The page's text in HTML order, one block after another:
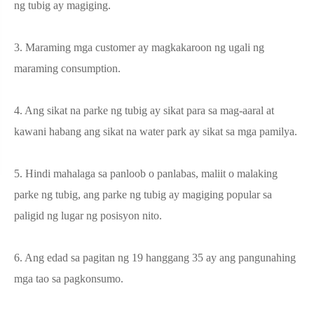
ng tubig ay magiging.
3. Maraming mga customer ay magkakaroon ng ugali ng
maraming consumption.
4. Ang sikat na parke ng tubig ay sikat para sa mag-aaral at
kawani habang ang sikat na water park ay sikat sa mga pamilya.
5. Hindi mahalaga sa panloob o panlabas, maliit o malaking
parke ng tubig, ang parke ng tubig ay magiging popular sa
paligid ng lugar ng posisyon nito.
6. Ang edad sa pagitan ng 19 hanggang 35 ay ang pangunahing
mga tao sa pagkonsumo.